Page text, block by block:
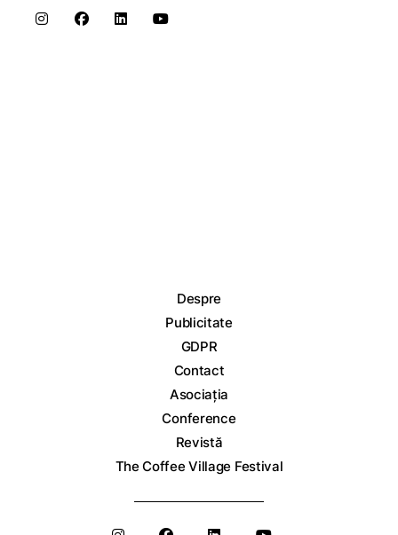
Despre
Publicitate
GDPR
Contact
Asociația
Conference
Revistă
The Coffee Village Festival